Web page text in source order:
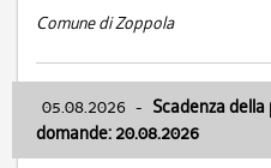
Comune di Zoppola
05.08.2026 - Scadenza
domande: 20.08.2026